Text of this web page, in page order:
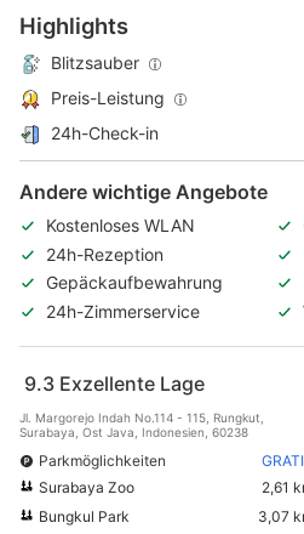
Highlights
Blitzsauber
Preis-Leistung
24h-Check-in
Andere wichtige Angebote
Kostenloses WLAN
24h-Rezeption
Gepäckaufbewahrung
24h-Zimmerservice
9.3 Exzellente Lage
Jl. Margorejo Indah No.114 - 115, Rungkut,
Surabaya, Ost Java, Indonesien, 60238
Parkmöglichkeiten
Surabaya Zoo
2,61
Bungkul Park
3,07